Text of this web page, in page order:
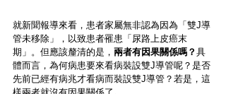
就新聞報導來看，患者家屬無非認為因為「雙J導
管未移除」，以致患者罹患「尿路上皮癌末
期」。但應該釐清的是， 兩者有因果關係嗎？ 具
體而言，為何病患要來看病裝設雙J導管呢？是否
先前已經有病兆才看病而裝設雙J導管？若是，這